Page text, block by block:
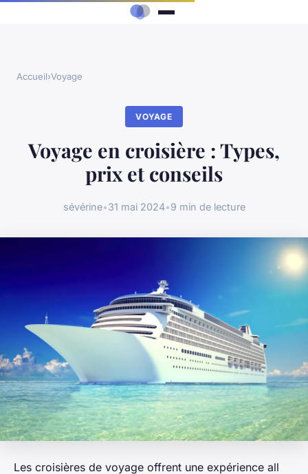
Accueil›Voyage
VOYAGE
Voyage en croisière : Types,
prix et conseils
sévérine•31 mai 2024•9 min de lecture
Les croisières de voyage offrent une expérience all